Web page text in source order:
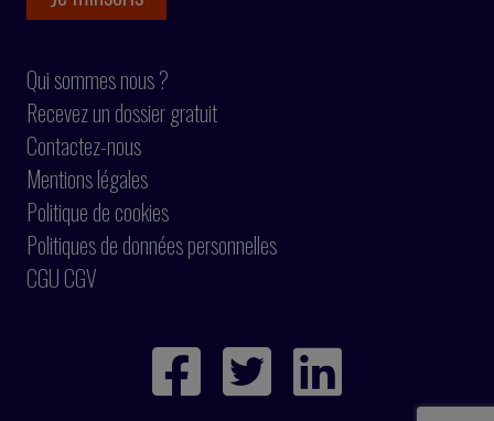
Qui sommes nous ?
Recevez un dossier gratuit
Contactez-nous
Mentions légales
Politique de cookies
Politiques de données personnelles
CGU CGV